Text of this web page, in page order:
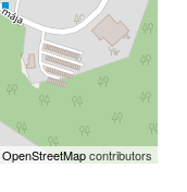
OpenStreetMapcontributors